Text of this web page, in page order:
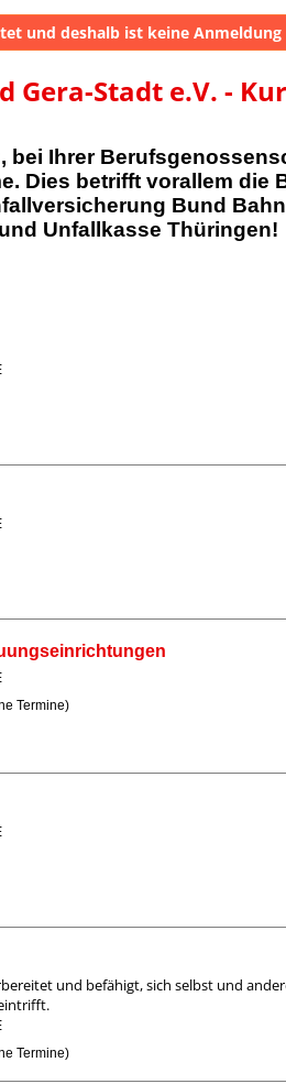
und deshalb ist keine
Gera-Stadt e.V. -
bei Ihrer
Dies betrifft vorallem die
Bund
Unfallkasse Thüringen!
Termine)
und befähigt, sich selbst und
Termine)